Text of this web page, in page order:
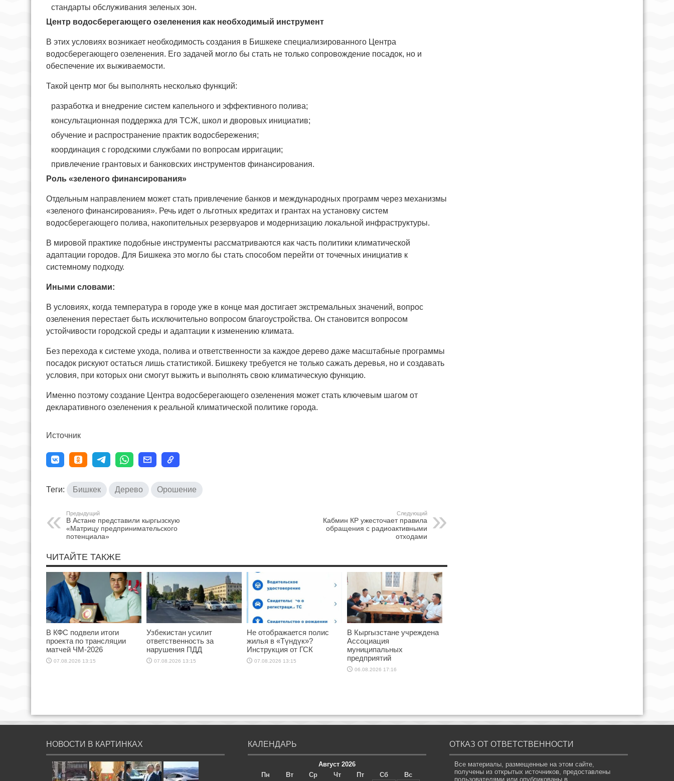
стандарты обслуживания зеленых зон.
Центр водосберегающего озеленения как необходимый инструмент
В этих условиях возникает необходимость создания в Бишкеке специализированного Центра
водосберегающего озеленения. Его задачей могло бы стать не только сопровождение посадок, но и
обеспечение их выживаемости.
Такой центр мог бы выполнять несколько функций:
разработка и внедрение систем капельного и эффективного полива;
консультационная поддержка для ТСЖ, школ и дворовых инициатив;
обучение и распространение практик водосбережения;
координация с городскими службами по вопросам ирригации;
привлечение грантовых и банковских инструментов финансирования.
Роль «зеленого финансирования»
Отдельным направлением может стать привлечение банков и международных программ через механизмы
«зеленого финансирования». Речь идет о льготных кредитах и грантах на установку систем
водосберегающего полива, накопительных резервуаров и модернизацию локальной инфраструктуры.
В мировой практике подобные инструменты рассматриваются как часть политики климатической
адаптации городов. Для Бишкека это могло бы стать способом перейти от точечных инициатив к
системному подходу.
Иными словами:
В условиях, когда температура в городе уже в конце мая достигает экстремальных значений, вопрос
озеленения перестает быть исключительно вопросом благоустройства. Он становится вопросом
устойчивости городской среды и адаптации к изменению климата.
Без перехода к системе ухода, полива и ответственности за каждое дерево даже масштабные программы
посадок рискуют остаться лишь статистикой. Бишкеку требуется не только сажать деревья, но и создавать
условия, при которых они смогут выжить и выполнять свою климатическую функцию.
Именно поэтому создание Центра водосберегающего озеленения может стать ключевым шагом от
декларативного озеленения к реальной климатической политике города.
Источник
Теги: Бишкек Дерево Орошение
Предыдущий
В Астане представили кыргызскую
«Матрицу предпринимательского
потенциала»
Следующий
Кабмин КР ужесточает правила
обращения с радиоактивными
отходами
ЧИТАЙТЕ ТАКЖЕ
В КФС подвели итоги
проекта по трансляции
матчей ЧМ-2026
07.08.2026 13:15
Узбекистан усилит
ответственность за
нарушения ПДД
07.08.2026 13:15
Не отображается полис
жилья в «Түндүк»?
Инструкция от ГСК
07.08.2026 13:15
В Кыргызстане учреждена
Ассоциация
муниципальных
предприятий
06.08.2026 17:16
НОВОСТИ В КАРТИНКАХ КАЛЕНДАРЬ
Август 2026
Пн
Вт Ср Чт Пт Сб Вс
ОТКАЗ ОТ ОТВЕТСТВЕННОСТИ
Все материалы, размещенные на этом сайте,
получены из открытых источников, предоставлены
пользователями или опубликованы в